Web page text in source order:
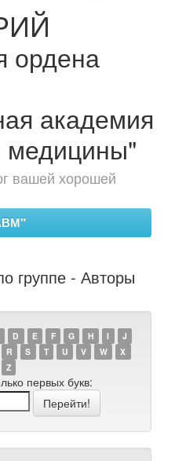
ордена
академия
медицины"
вашей хорошей
группе - Авторы
D E F G H I
J
R S T U V W
X
Z
первых букв: